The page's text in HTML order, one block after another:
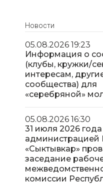
Новости
05.08.2026 19:23
Информация о
(клубы, кружки/
интересам,
сообщества) для
«серебряной»
05.08.2026 16:30
31 июля 2026 года
«Сыктывкар»
заседание
комиссии